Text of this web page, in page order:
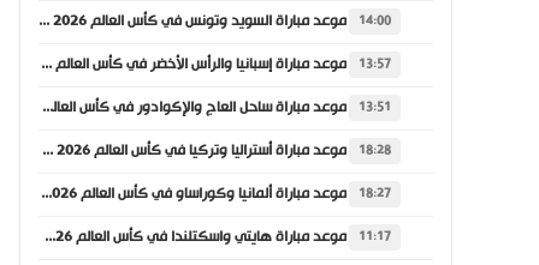
14:00 موعد مباراة السويد وتونس في كأس العالم 2026 والقنوات الناقلة
13:57 موعد مباراة إسبانيا والرأس الأخضر في كأس العالم 2026 والقنوات الناقلة
13:51 موعد مباراة ساحل العاج والإكوادور في كأس العالم 2026 والقنوات الناقلة
18:28 موعد مباراة أستراليا وتركيا في كأس العالم 2026 والقنوات الناقلة
18:27 موعد مباراة ألمانيا وكوراساو في كأس العالم 2026 والقنوات الناقلة
11:17 موعد مباراة هايتي واسكتلندا في كأس العالم 2026 والقنوات الناقلة